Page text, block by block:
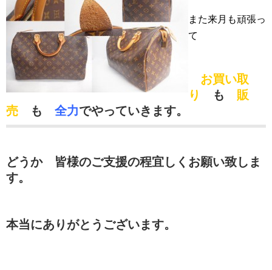
また来月も頑張っ
て
お買い取
り
も 販
売
も 全力でやっていきます。
どうか 皆様のご支援の程宜しくお願い致しま
す。
本当にありがとうございます。